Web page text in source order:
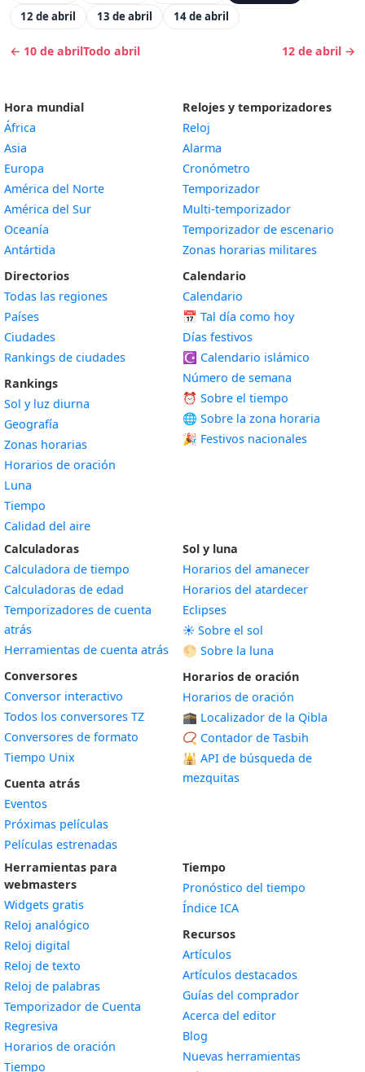
12 de abril
13 de abril 14 de abril
← 10 de abrilTodo abril 12 de abril →
Hora mundial
África
Asia
Europa
América del Norte
América del Sur
Oceanía
Antártida
Directorios
Todas las regiones
Países
Ciudades
Rankings de ciudades
Rankings
Sol y luz diurna
Geografía
Zonas horarias
Horarios de oración
Luna
Tiempo
Calidad del aire
Relojes y temporizadores
Reloj
Alarma
Cronómetro
Temporizador
Multi-temporizador
Temporizador de escenario
Zonas horarias militares
Calendario
Calendario
📅 Tal día como hoy
Días festivos
☪️ Calendario islámico
Número de semana
⏰ Sobre el tiempo
🌐 Sobre la zona horaria
🎉 Festivos nacionales
Calculadoras
Calculadora de tiempo
Calculadoras de edad
Temporizadores de cuenta
atrás
Herramientas de cuenta atrás
Conversores
Conversor interactivo
Todos los conversores TZ
Conversores de formato
Tiempo Unix
Cuenta atrás
Eventos
Próximas películas
Películas estrenadas
Sol y luna
Horarios del amanecer
Horarios del atardecer
Eclipses
☀️ Sobre el sol
🌕 Sobre la luna
Horarios de oración
Horarios de oración
🕋 Localizador de la Qibla
📿 Contador de Tasbih
🕌 API de búsqueda de
mezquitas
Herramientas para
webmasters
Widgets gratis
Reloj analógico
Reloj digital
Reloj de texto
Reloj de palabras
Temporizador de Cuenta
Regresiva
Horarios de oración
Tiempo
Tiempo
Pronóstico del tiempo
Índice ICA
Recursos
Artículos
Artículos destacados
Guías del comprador
Acerca del editor
Blog
Nuevas herramientas